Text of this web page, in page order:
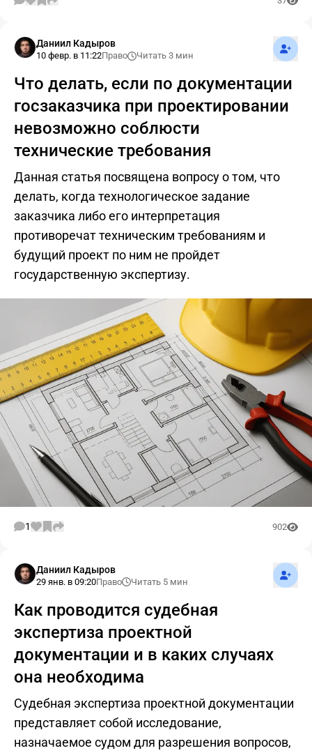
Даниил Кадыров
10 февр. в 11:22Право Читать 3 мин
Что делать, если по документации
госзаказчика при проектировании
невозможно соблюсти
технические требования
Данная статья посвящена вопросу о том, что
делать, когда технологическое задание
заказчика либо его интерпретация
противоречат техническим требованиям и
будущий проект по ним не пройдет
государственную экспертизу.
1 902
Даниил Кадыров
29 янв. в 09:20Право Читать 5 мин
Как проводится судебная
экспертиза проектной
документации и в каких случаях
она необходима
Судебная экспертиза проектной документации
представляет собой исследование,
назначаемое судом для разрешения вопросов,